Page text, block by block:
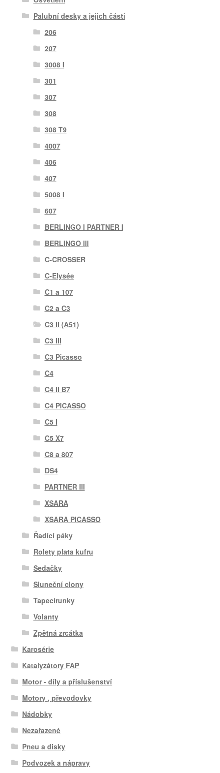
Palubní desky a jejich části
206
207
3008 I
301
307
308
308 T9
4007
406
407
5008 I
607
BERLINGO I PARTNER I
BERLINGO III
C-CROSSER
C-Elysée
C1 a 107
C2 a C3
C3 II (A51)
C3 III
C3 Picasso
C4
C4 II B7
C4 PICASSO
C5 I
C5 X7
C8 a 807
DS4
PARTNER III
XSARA
XSARA PICASSO
Řadící páky
Rolety plata kufru
Sedačky
Sluneční clony
Tapecírunky
Volanty
Zpětná zrcátka
Karosérie
Katalyzátory FAP
Motor - díly a příslušenství
Motory , převodovky
Nádobky
Nezařazené
Pneu a disky
Podvozek a nápravy